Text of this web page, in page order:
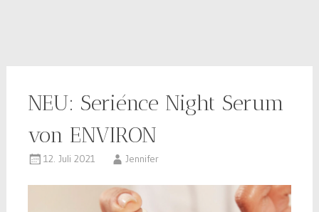
NEU: Seriénce Night Serum
von ENVIRON
12. Juli 2021 Jennifer